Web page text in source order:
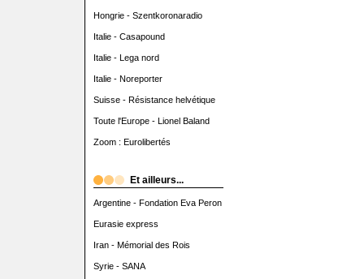
Hongrie - Szentkoronaradio
Italie - Casapound
Italie - Lega nord
Italie - Noreporter
Suisse - Résistance helvétique
Toute l'Europe - Lionel Baland
Zoom : Eurolibertés
Et ailleurs...
Argentine - Fondation Eva Peron
Eurasie express
Iran - Mémorial des Rois
Syrie - SANA